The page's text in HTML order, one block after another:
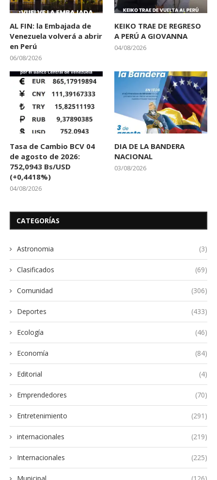
AL FIN: la Embajada de
Venezuela volverá a abrir
en Perú
06/08/2026
KEIKO TRAE DE REGRESO
A PERÚ A GIOVANNA
04/08/2026
Tasa de Cambio BCV 04
de agosto de 2026:
752,0943 Bs/USD
(+0,4418%)
04/08/2026
DIA DE LA BANDERA
NACIONAL
03/08/2026
CATEGORÍAS
Astronomia (3)
Clasificados (69)
Comunidad (306)
Deportes (433)
Ecología (46)
Economía (84)
Editorial (4)
Emprendedores (70)
Entretenimiento (291)
internacionales (219)
Internacionales (225)
Municipal (126)